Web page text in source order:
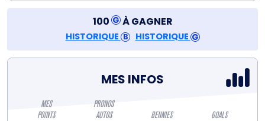
100 À GAGNER
HISTORIQUE HISTORIQUE
MES INFOS
MES
POINTS
PRONOS
AUTOS
BENNIES GOALS